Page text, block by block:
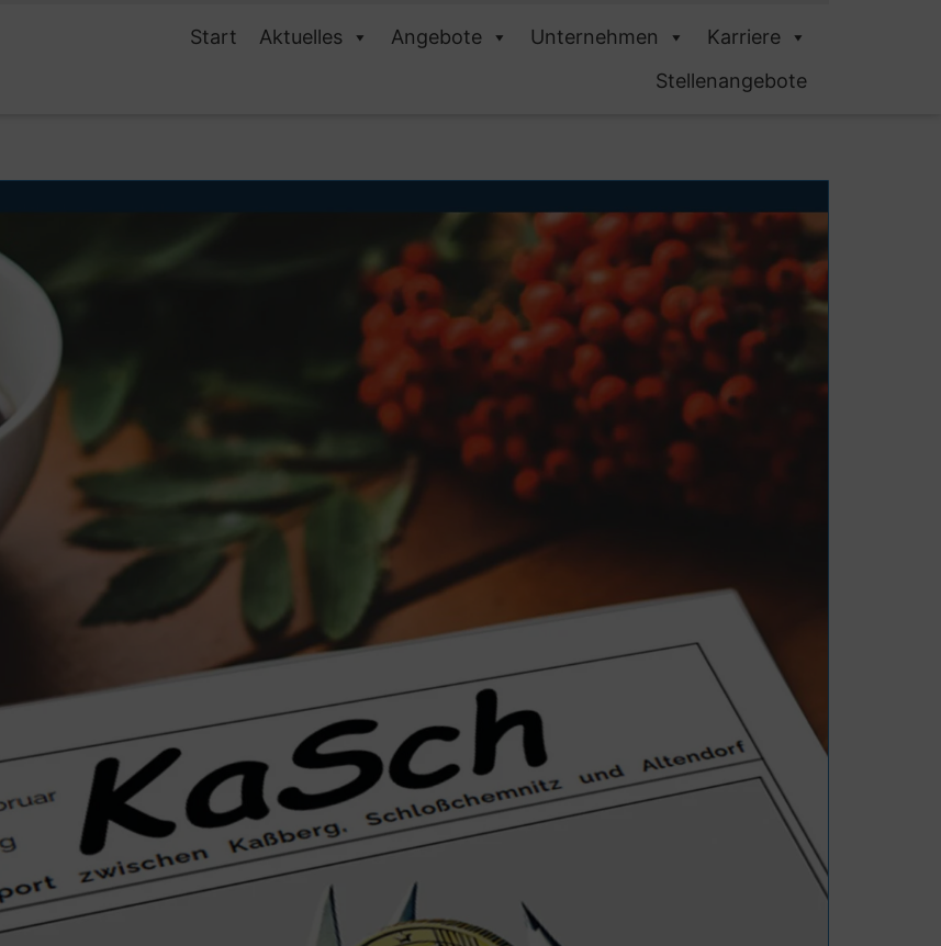
Start Aktuelles Angebote Unternehmen
Karriere
Stellenangebote